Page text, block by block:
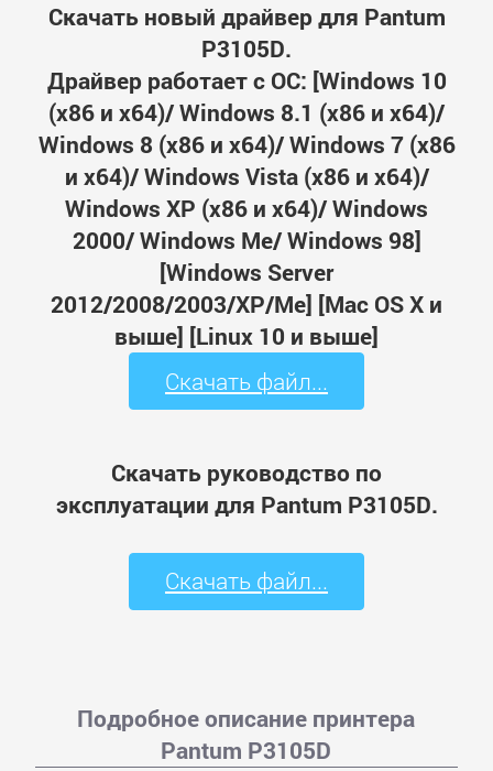
Скачать новый драйвер для Pantum
P3105D.
Драйвер работает с ОС: [Windows 10
(x86 и x64)/ Windows 8.1 (x86 и x64)/
Windows 8 (x86 и x64)/ Windows 7 (x86
и x64)/ Windows Vista (x86 и x64)/
Windows XP (x86 и x64)/ Windows
2000/ Windows Me/ Windows 98]
[Windows Server
2012/2008/2003/XP/Me] [Mac OS X и
выше] [Linux 10 и выше]
Скачать файл...
Скачать руководство по
эксплуатации для Pantum P3105D.
Скачать файл...
Подробное описание принтера
Pantum P3105D